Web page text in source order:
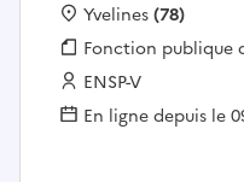
Localisation :
Yvelines(78)
Fonction publique :
Fonction publique
Employeur :
ENSP-V
En ligne depuis le